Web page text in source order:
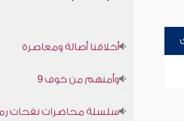
أخلاقنا أصالة ومعاصرة
وأمنهم من خوف 9
سلسلة محاضرات نفحات